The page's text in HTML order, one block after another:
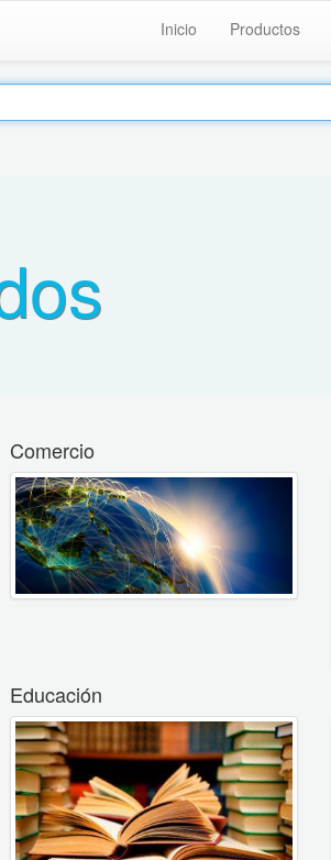
Inicio Productos
Comercio
Educación